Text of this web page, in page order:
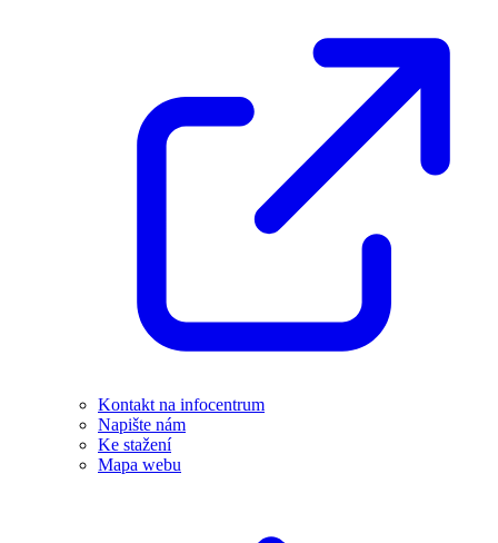
Kontakt na infocentrum
Napište nám
Ke stažení
Mapa webu